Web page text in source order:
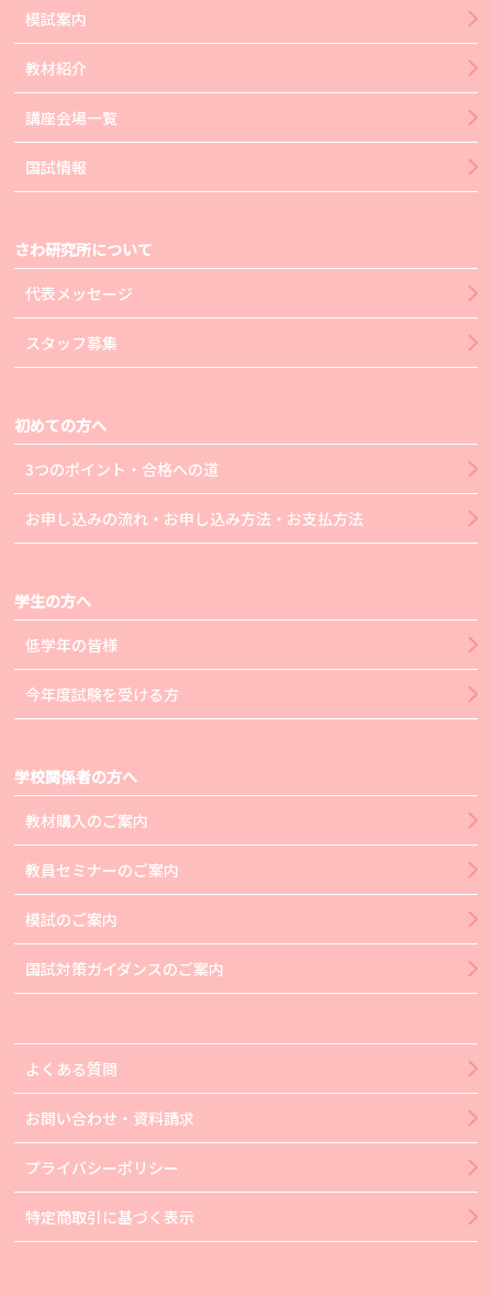
模試案内
教材紹介
講座会場一覧
国試情報
さわ研究所について
代表メッセージ
スタッフ募集
初めての方へ
3つのポイント・合格への道
お申し込みの流れ・お申し込み方法・お支払方法
学生の方へ
低学年の皆様
今年度試験を受ける方
学校関係者の方へ
教材購入のご案内
教員セミナーのご案内
模試のご案内
国試対策ガイダンスのご案内
よくある質問
お問い合わせ・資料請求
プライバシーポリシー
特定商取引に基づく表示